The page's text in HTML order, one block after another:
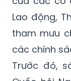
tham mưu
các chính
Trước đó,
Quốc hội
đại biểu